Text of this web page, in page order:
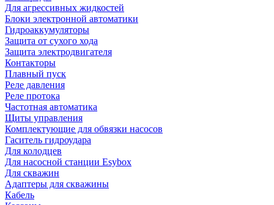
Для агрессивных жидкостей
Блоки электронной автоматики
Гидроаккумуляторы
Защита от сухого хода
Защита электродвигателя
Контакторы
Плавный пуск
Реле давления
Реле протока
Частотная автоматика
Щиты управления
Комплектующие для обвязки насосов
Гаситель гидроудара
Для колодцев
Для насосной станции Esybox
Для скважин
Адаптеры для скважины
Кабель